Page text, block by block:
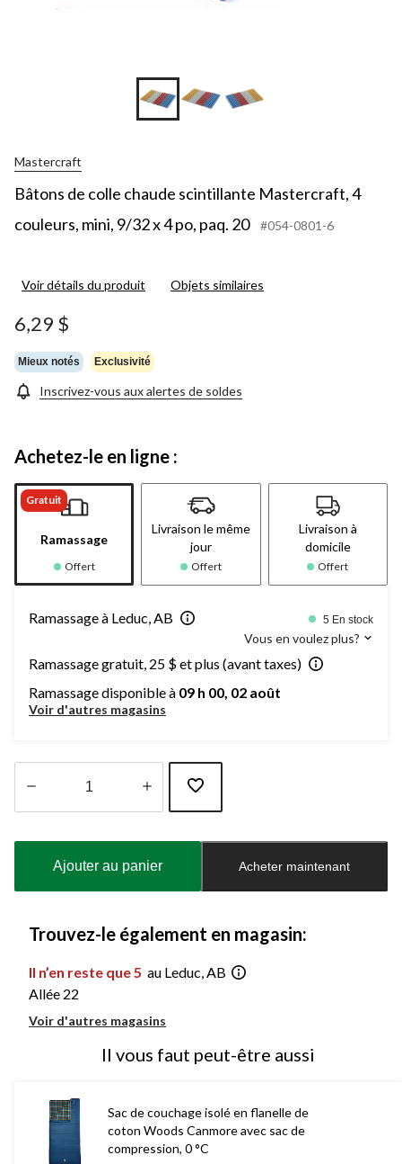
Mastercraft
Bâtons de colle chaude scintillante Mastercraft, 4
couleurs, mini, 9/32 x 4 po, paq. 20
#054-0801-6
Voir détails du produit Objets similaires
6,29 $
Mieux notés Exclusivité
Inscrivez-vous aux alertes de soldes
Achetez-le en ligne :
Gratuit
Ramassage
Offert
Livraison le même
jour
Offert
Livraison à
domicile
Offert
Ramassage à Leduc, AB 5 En stock
Vous en voulez plus?
Ramassage gratuit, 25 $ et plus (avant taxes)
Ramassage disponible à 09 h 00, 02 août
Voir d'autres magasins
à
Ajouter au panier Acheter maintenant
Trouvez-le également en magasin:
Il n’en reste que 5 au Leduc, AB
Allée 22
Voir d'autres magasins
Il vous faut peut-être aussi
Sac de couchage isolé en flanelle de
coton Woods Canmore avec sac de
compression, 0 °C